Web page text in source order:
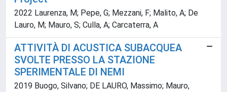
2022 Laurenza, M; Pepe, G; Mezzani, F; Malito, A; De
Lauro, M; Mauro, S; Culla, A; Carcaterra, A
ATTIVITÀ DI ACUSTICA SUBACQUEA
SVOLTE PRESSO LA STAZIONE
SPERIMENTALE DI NEMI
2019 Buogo, Silvano; DE LAURO, Massimo; Mauro,